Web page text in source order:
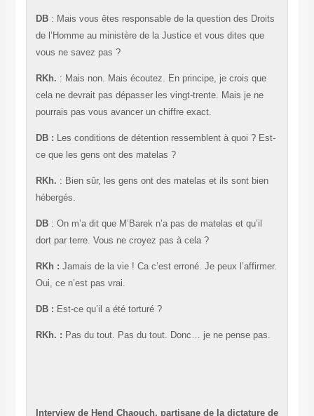
DB : Mais vous êtes responsable de la question des Droits
de l’Homme au ministère de la Justice et vous dites que
vous ne savez pas ?
RKh. : Mais non. Mais écoutez. En principe, je crois que
cela ne devrait pas dépasser les vingt-trente. Mais je ne
pourrais pas vous avancer un chiffre exact.
DB : Les conditions de détention ressemblent à quoi ? Est-
ce que les gens ont des matelas ?
RKh. : Bien sûr, les gens ont des matelas et ils sont bien
hébergés.
DB : On m’a dit que M’Barek n’a pas de matelas et qu’il
dort par terre. Vous ne croyez pas à cela ?
RKh : Jamais de la vie ! Ca c’est erroné. Je peux l’affirmer.
Oui, ce n’est pas vrai.
DB : Est-ce qu’il a été torturé ?
RKh. : Pas du tout. Pas du tout. Donc… je ne pense pas.
Interview de Hend Chaouch, partisane de la dictature de